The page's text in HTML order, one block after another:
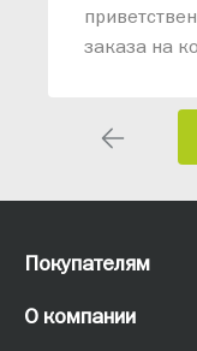
заказа на
Покупателям
О компании